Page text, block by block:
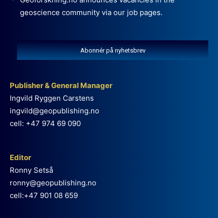
geoscience community via our job pages.
Abonnér på nyhetsbrev
Publisher & General Manager
Ingvild Ryggen Carstens
ingvild@geopublishing.no
cell: +47 974 69 090
Editor
Ronny Setså
ronny@geopublishing.no
cell:+47 901 08 659